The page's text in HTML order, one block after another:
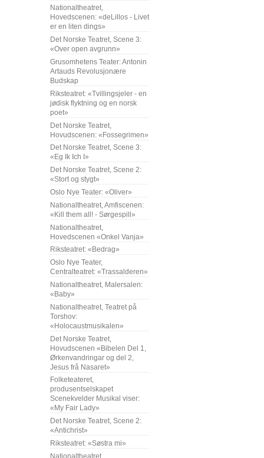
Nationaltheatret,
Hovedscenen: «deLillos - Livet
er en liten dings»
Det Norske Teatret, Scene 3:
«Over open avgrunn»
Grusomhetens Teater: Antonin
Artauds Revolusjonære
Budskap
Riksteatret: «Tvillingsjeler - en
jødisk flyktning og en norsk
poet»
Det Norske Teatret,
Hovudscenen: «Fossegrimen»
Det Norske Teatret, Scene 3:
«Eg Ik Ich I»
Det Norske Teatret, Scene 2:
«Stort og stygt»
Oslo Nye Teater: «Oliver»
Nationaltheatret, Amfiscenen:
«Kill them all! - Sørgespill»
Nationaltheatret,
Hovedscenen «Onkel Vanja»
Riksteatret: «Bedrag»
Oslo Nye Teater,
Centralteatret: «Trassalderen»
Nationaltheatret, Malersalen:
«Baby»
Nationaltheatret, Teatret på
Torshov:
«Holocaustmusikalen»
Det Norske Teatret,
Hovudscenen «Bibelen Del 1,
Ørkenvandringar og del 2,
Jesus frå Nasaret»
Folketeateret,
produsentselskapet
Scenekvelder Musikal viser:
«My Fair Lady»
Det Norske Teatret, Scene 2:
«Antichrist»
Riksteatret: «Søstra mi»
Nationaltheatret,